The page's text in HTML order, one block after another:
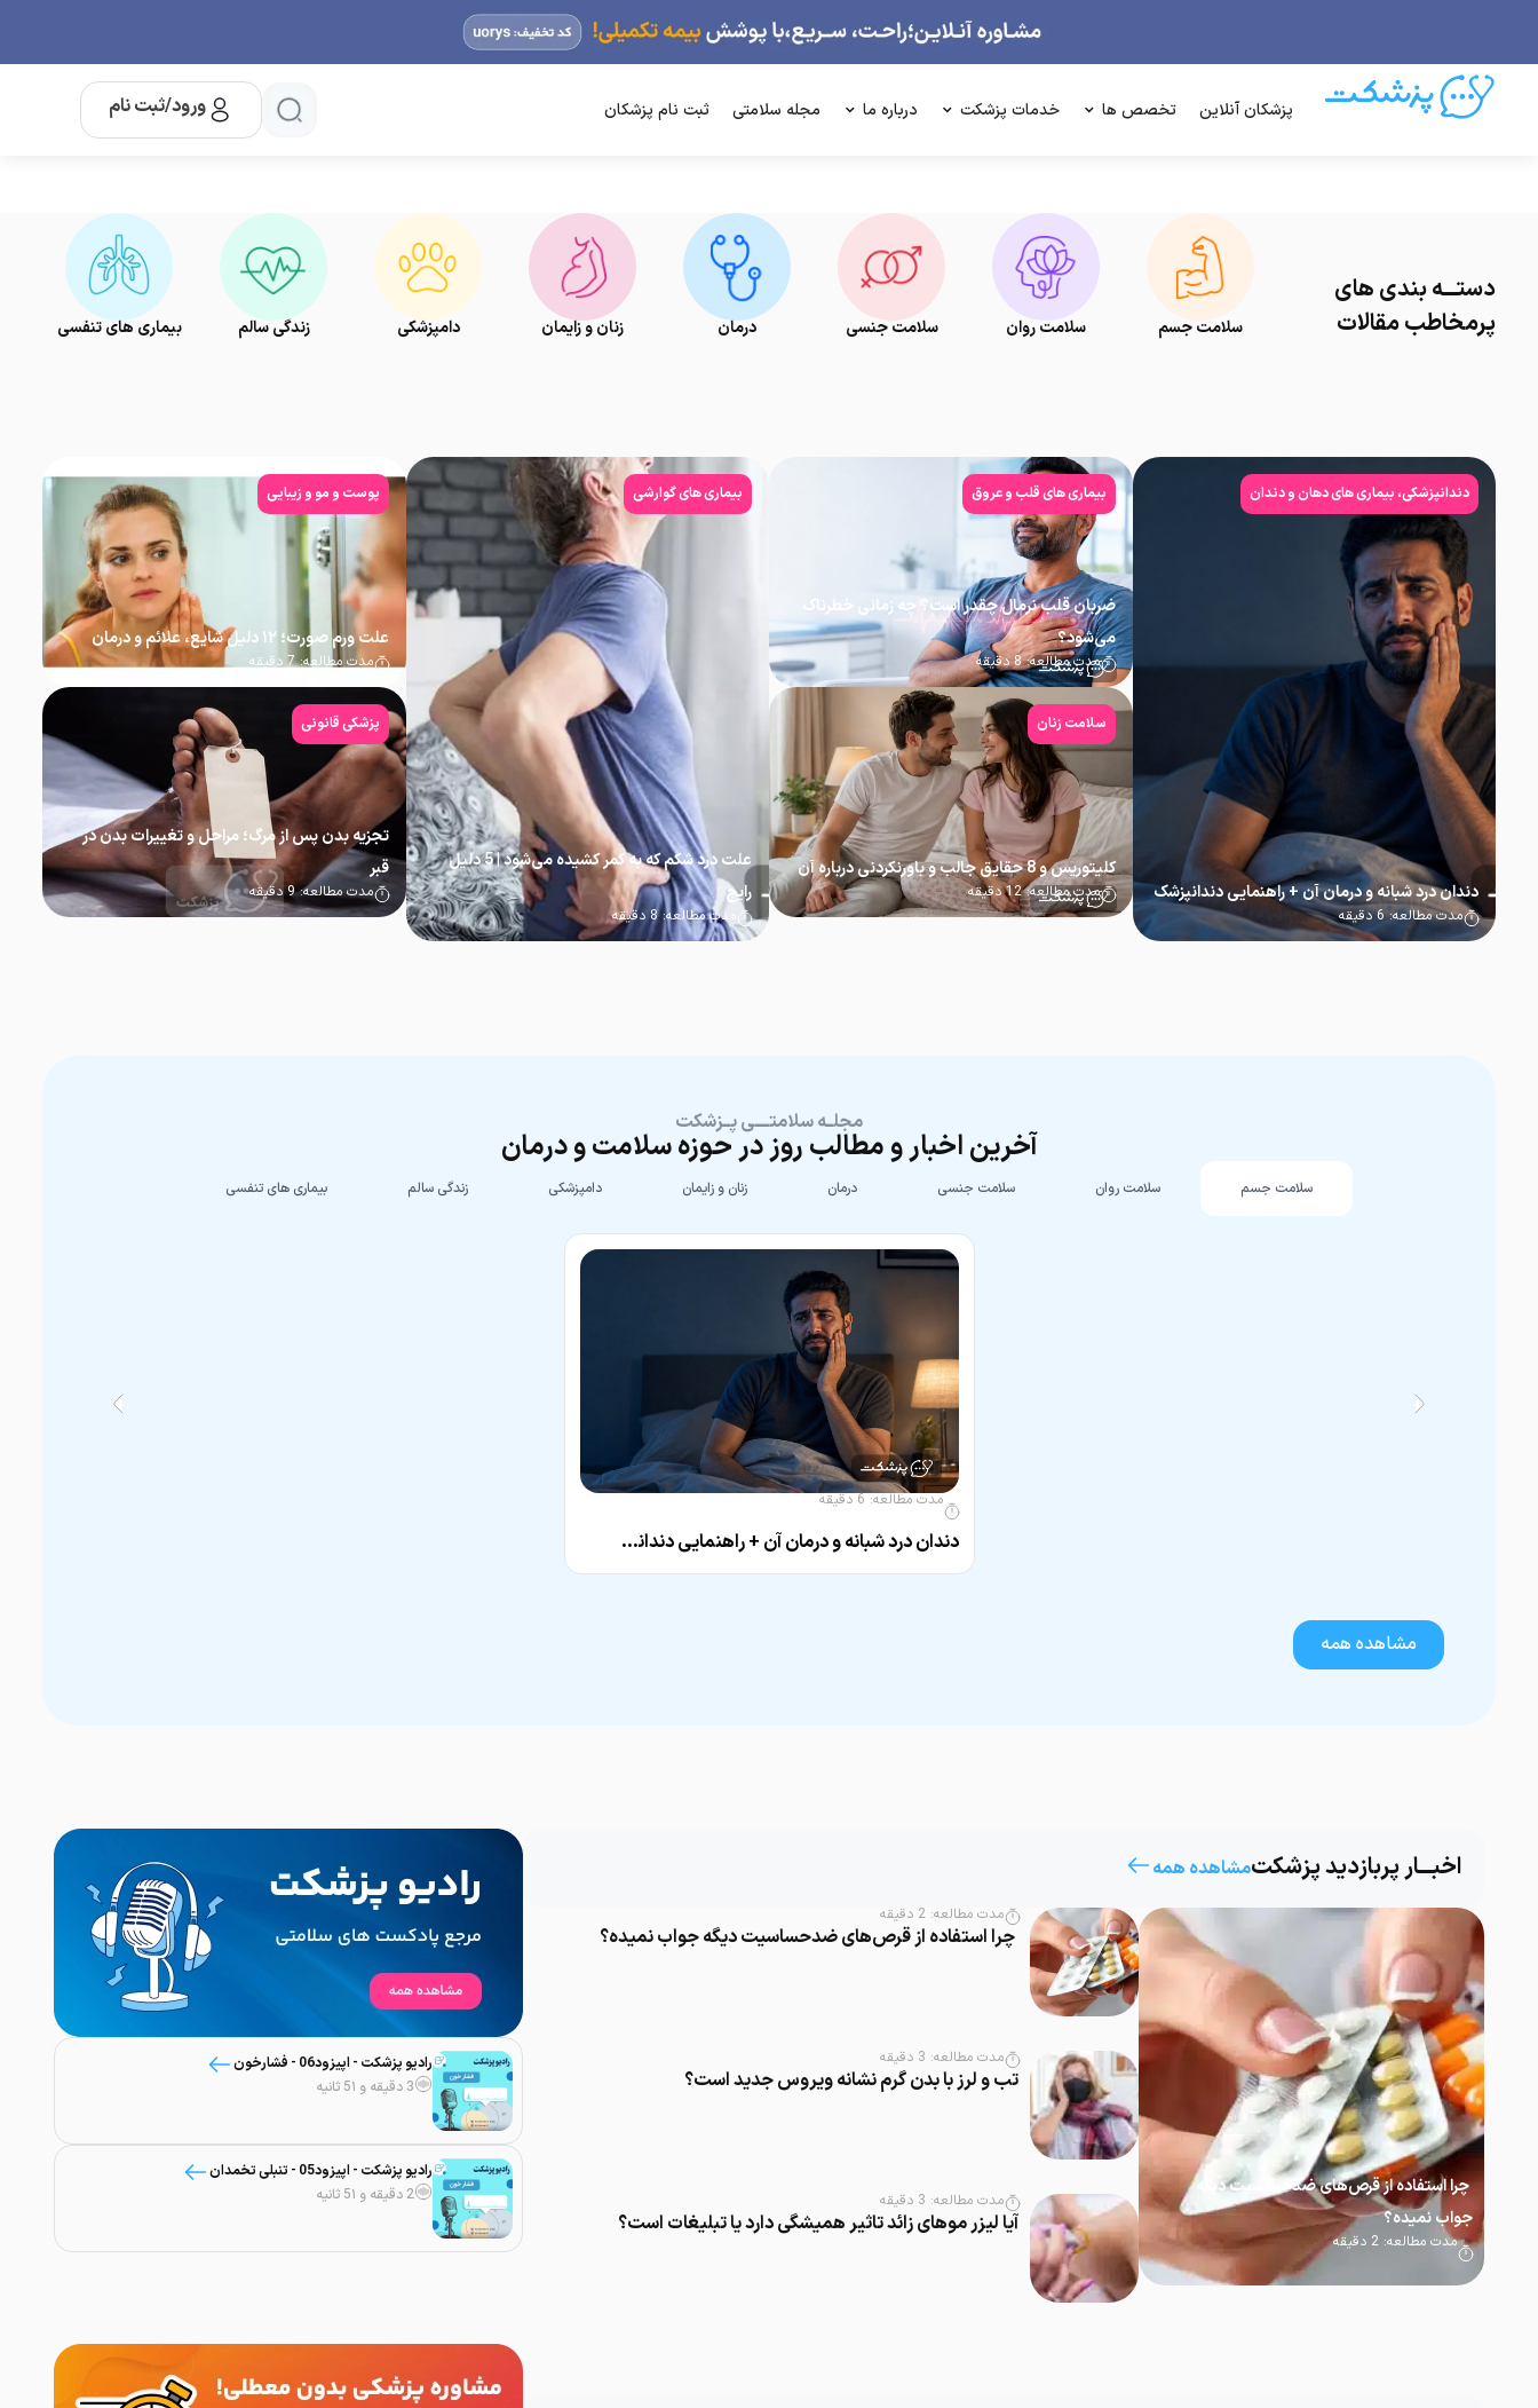
پزشکان آنلاین تخصص ها خدمات پزشکت درباره ما مجله سلامتی ثبت نام پزشکان ورود/ثبت نام
دستـــه بندی های
پرمخاطب مقالات
سلامت جسم سلامت روان سلامت جنسی درمان زنان و زایمان دامپزشکی زندگی سالم بیماری های تنفسی
دندانپزشکی، بیماری های دهان و دندان
دندان درد شبانه و درمان آن + راهنمایی دندانپزشک
مدت مطالعه:6 دقیقه
بیماری های قلب و عروق
ضربان قلب نرمال چقدر است؟ چه زمانی خطرناک
می‌شود؟
مدت مطالعه:8 دقیقه
سلامت زنان
کلیتوریس و 8 حقایق جالب و باورنکردنی درباره آن
مدت مطالعه:12 دقیقه
بیماری های گوارشی
علت درد شکم که به کمر کشیده می‌شود | 5 دلیل
رایج
مدت مطالعه:8 دقیقه
پوست و مو و زیبایی
علت ورم صورت؛ ۱۲ دلیل شایع، علائم و درمان
مدت مطالعه:7 دقیقه
پزشکی قانونی
تجزیه بدن پس از مرگ؛ مراحل و تغییرات بدن در
قبر
مدت مطالعه:9 دقیقه
مجلــه سلامتــــی پــزشکت
آخرین اخبار و مطالب روز در حوزه سلامت و درمان
سلامت جسم سلامت روان سلامت جنسی درمان زنان و زایمان دامپزشکی زندگی سالم بیماری های تنفسی
مدت مطالعه:6 دقیقه
دندان درد شبانه و درمان آن + راهنمایی دندانپزشک
مشاهده همه
اخبـــار پر‌بازدید پزشکتمشاهده همه
چرا استفاده از قرص‌های ضدحساسیت دیگه
جواب نمیده؟
مدت مطالعه: 2 دقیقه
مدت مطالعه: 2 دقیقه
چرا استفاده از قرص‌های ضدحساسیت دیگه جواب نمیده؟
مدت مطالعه: 3 دقیقه
تب و لرز با بدن گرم نشانه ویروس جدید است؟
مدت مطالعه: 3 دقیقه
آیا لیزر موهای زائد تاثیر همیشگی دارد یا تبلیغات است؟
رادیو پزشکت - اپیزود06 - فشارخون
3 دقیقه و 5۱ ثانیه
رادیو پزشکت - اپیزود05 - تنبلی تخمدان
2 دقیقه و 5۱ ثانیه